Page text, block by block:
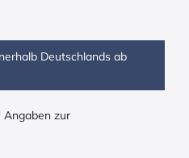
Deutschlands ab
Angaben zur